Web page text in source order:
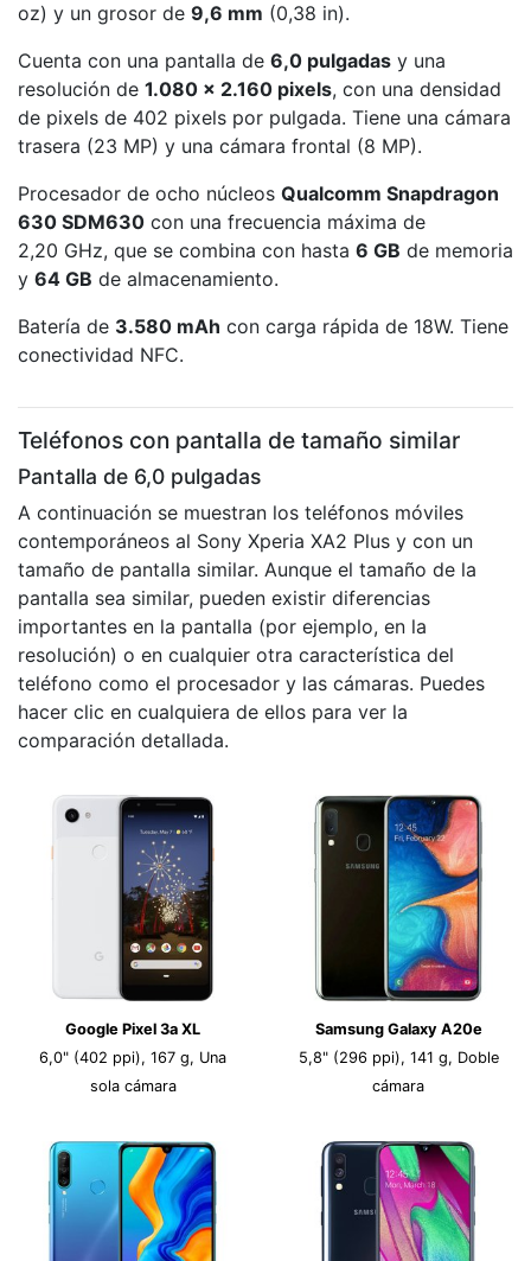
oz) y un grosor de 9,6 mm (0,38 in).
Cuenta con una pantalla de 6,0 pulgadas y una
resolución de 1.080 x 2.160 pixels, con una densidad
de pixels de 402 pixels por pulgada. Tiene una cámara
trasera (23 MP) y una cámara frontal (8 MP).
Procesador de ocho núcleos Qualcomm Snapdragon
630 SDM630 con una frecuencia máxima de
2,20 GHz, que se combina con hasta 6 GB de memoria
y 64 GB de almacenamiento.
Batería de 3.580 mAh con carga rápida de 18W. Tiene
conectividad NFC.
Teléfonos con pantalla de tamaño similar
Pantalla de 6,0 pulgadas
A continuación se muestran los teléfonos móviles
contemporáneos al Sony Xperia XA2 Plus y con un
tamaño de pantalla similar. Aunque el tamaño de la
pantalla sea similar, pueden existir diferencias
importantes en la pantalla (por ejemplo, en la
resolución) o en cualquier otra característica del
teléfono como el procesador y las cámaras. Puedes
hacer clic en cualquiera de ellos para ver la
comparación detallada.
Google Pixel 3a XL
6,0" (402 ppi), 167 g, Una
sola cámara
Samsung Galaxy A20e
5,8" (296 ppi), 141 g, Doble
cámara